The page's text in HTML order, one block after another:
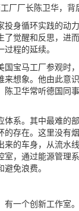
厂长陈卫华，背
循环实践的动力
了觉醒和反思，进
程的延续。
宝马工厂参观时，
想象。他由此意
陈卫华常听德国同
。其中最难的部
的存在。这里没有
的车身，从流水
室，通过能源管理
免浪费。
个创新工作室。